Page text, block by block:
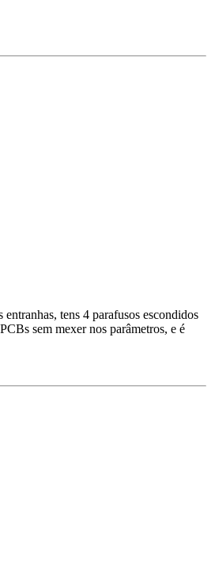
tens 4 parafusos escondidos
sem mexer nos parâmetros, e é